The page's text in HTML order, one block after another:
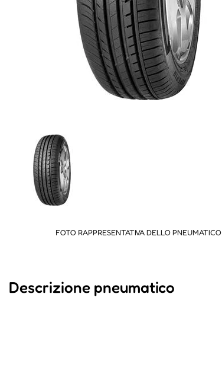
FOTO RAPPRESENTATIVA DELLO PNEUMATICO
Descrizione pneumatico